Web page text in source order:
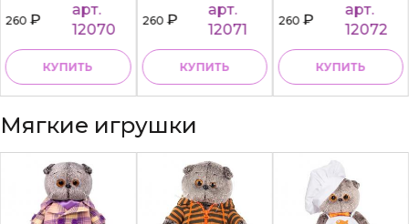
260₽
арт.
12070
КУПИТЬ
260₽
арт.
12071
КУПИТЬ
260₽
арт.
12072
КУПИТЬ
Мягкие игрушки